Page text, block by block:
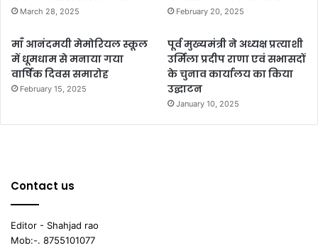
March 28, 2025 February 20, 2025
माँ आनंदमयी मेमोरियल स्कूल
में धूमधाम से मनाया गया
वार्षिक दिवस समारोह
February 15, 2025
पूर्व मुख्यमंत्री ने अध्यक्ष प्रत्याशी
उर्मिला प्रदीप राणा एवं सभासदों
के चुनाव कार्यालय का किया
उद्घाटन
January 10, 2025
Contact us
Editor - Shahjad rao
Mob:-. 8755101077